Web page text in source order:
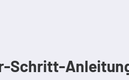
Schritt-